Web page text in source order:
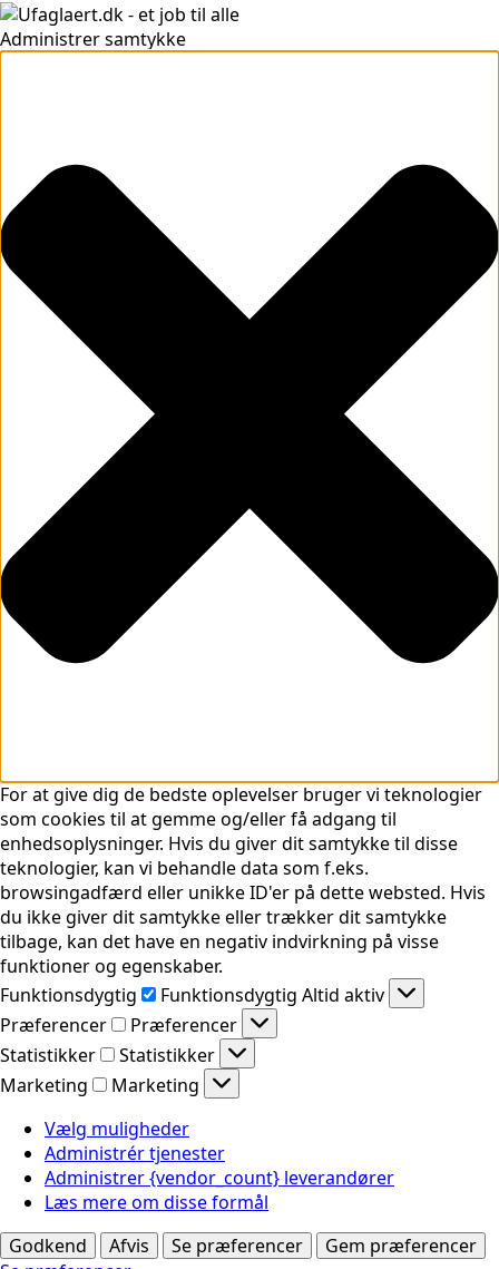
Administrer samtykke
For at give dig de bedste oplevelser bruger vi teknologier
som cookies til at gemme og/eller få adgang til
enhedsoplysninger. Hvis du giver dit samtykke til disse
teknologier, kan vi behandle data som f.eks.
browsingadfærd eller unikke ID'er på dette websted. Hvis
du ikke giver dit samtykke eller trækker dit samtykke
tilbage, kan det have en negativ indvirkning på visse
funktioner og egenskaber.
Funktionsdygtig
Funktionsdygtig Altid aktiv
Præferencer
Præferencer
Statistikker
Statistikker
Marketing
Marketing
Vælg muligheder
Administrér tjenester
Administrer {vendor_count} leverandører
Læs mere om disse formål
Godkend
Afvis Se præferencer
Gem præferencer